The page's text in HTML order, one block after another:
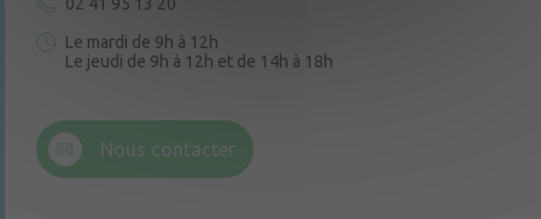
Le mardi de 9h à 12h
Le jeudi de 9h à 12h et de 14h à 18h
Nous contacter